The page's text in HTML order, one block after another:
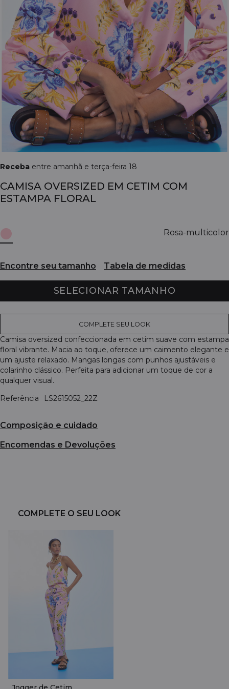
Receba entre amanhã e terça-feira 18
CAMISA OVERSIZED EM CETIM COM
ESTAMPA FLORAL
Rosa-multicolor
Encontre seu tamanho Tabela de medidas
SELECIONAR TAMANHO
COMPLETE SEU LOOK
Camisa oversized confeccionada em cetim suave com estampa
floral vibrante. Macia ao toque, oferece um caimento elegante e
um ajuste relaxado. Mangas longas com punhos ajustáveis e
colarinho clássico. Perfeita para adicionar um toque de cor a
qualquer visual.
Referência
LS2615052_22Z
Composição e cuidado
Encomendas e Devoluções
COMPLETE O SEU LOOK